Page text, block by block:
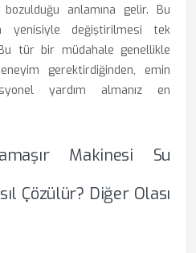
bozulduğu anlamına gelir. Bu
yenisiyle değiştirilmesi tek
tür bir müdahale genellikle
gerektirdiğinden, emin
yardım almanız en
Makinesi Su
Çözülür? Diğer Olası